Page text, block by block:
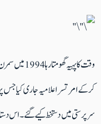
وقت کا پہیہ
سرپرستی میں دستخط کیے گئے۔ اس